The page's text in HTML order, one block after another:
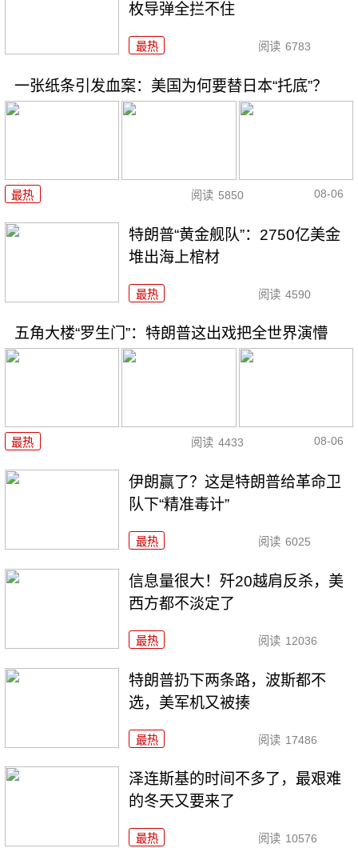
枚导弹全拦不住
最热 阅读 6783
一张纸条引发血案：美国为何要替日本“托底”？
最热 阅读 5850 08-06
特朗普“黄金舰队”：2750亿美金
堆出海上棺材
最热 阅读 4590
五角大楼“罗生门”：特朗普这出戏把全世界演懵
最热 阅读 4433 08-06
伊朗赢了？这是特朗普给革命卫
队下“精准毒计”
最热 阅读 6025
信息量很大！歼20越肩反杀，美
西方都不淡定了
最热 阅读 12036
特朗普扔下两条路，波斯都不
选，美军机又被揍
最热 阅读 17486
泽连斯基的时间不多了，最艰难
的冬天又要来了
最热 阅读 10576